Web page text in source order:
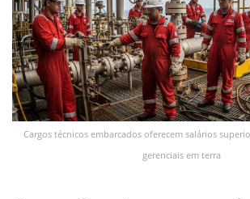
Cargos técnicos embarcados oferecem salários
gerenciais em terra